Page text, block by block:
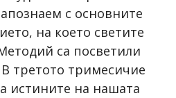
с основните
на което светите
са посветили
третото тримесичие
истините на нашата